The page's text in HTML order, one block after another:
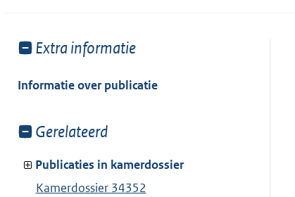
Toon
van:
Extra informatie
Informatie over publicatie
Toon
van:
Gerelateerd
Publicaties in kamerdossier
Kamerdossier 34352